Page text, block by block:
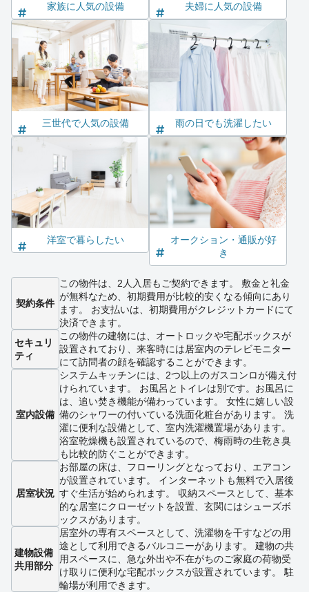
家族に人気の設備 夫婦に人気の設備
三世代で人気の設備 雨の日でも洗濯したい
洋室で暮らしたい
オークション・通販が好
き
契約条件
この物件は、2人入居もご契約できます。 敷金と礼金
が無料なため、初期費用が比較的安くなる傾向にあり
ます。 お支払いは、初期費用がクレジットカードにて
決済できます。
セキュリ
ティ
この物件の建物には、オートロックや宅配ボックスが
設置されており、来客時には居室内のテレビモニター
にて訪問者の顔を確認することができます。
室内設備
システムキッチンには、2つ以上のガスコンロが備え付
けられています。 お風呂とトイレは別です。お風呂に
は、追い焚き機能が備わっています。 女性に嬉しい設
備のシャワーの付いている洗面化粧台があります。 洗
濯に便利な設備として、室内洗濯機置場があります。
浴室乾燥機も設置されているので、梅雨時の生乾き臭
も比較的防ぐことができます。
居室状況
お部屋の床は、フローリングとなっており、エアコン
が設置されています。 インターネットも無料で入居後
すぐ生活が始められます。 収納スペースとして、基本
的な居室にクローゼットを設置、玄関にはシューズボ
ックスがあります。
建物設備
共用部分
居室外の専有スペースとして、洗濯物を干すなどの用
途として利用できるバルコニーがあります。 建物の共
用スペースに、急な外出や不在がちのご家庭の荷物受
け取りに便利な宅配ボックスが設置されています。 駐
輪場が利用できます。